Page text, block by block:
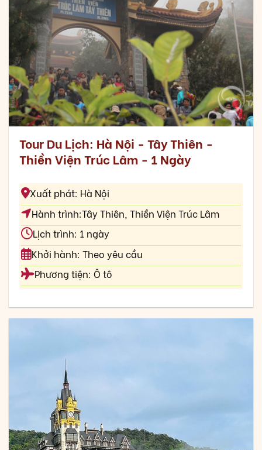
Tour Du Lịch: Hà Nội - Tây Thiên -
Thiền Viện Trúc Lâm - 1 Ngày
Xuất phát: Hà Nội
Hành trình:Tây Thiên, Thiền Viện Trúc Lâm
Lịch trình: 1 ngày
Khởi hành: Theo yêu cầu
Phương tiện: Ô tô